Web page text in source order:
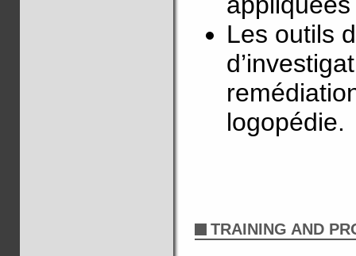
Les outils
logopédie.
TRAINING AND